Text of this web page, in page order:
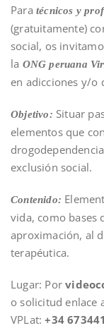
Para técnicos y
(gratuitamente)
social, os
la ONG peruana
en adicciones y/o
Objetivo: Situar
elementos que
exclusión social.
Contenido:
vida, como bases
aproximación, al
terapéutica.
Lugar: Por
o solicitud enlace
VPLat:+34